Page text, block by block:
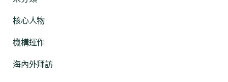
核心人物
機構運作
海內外拜訪